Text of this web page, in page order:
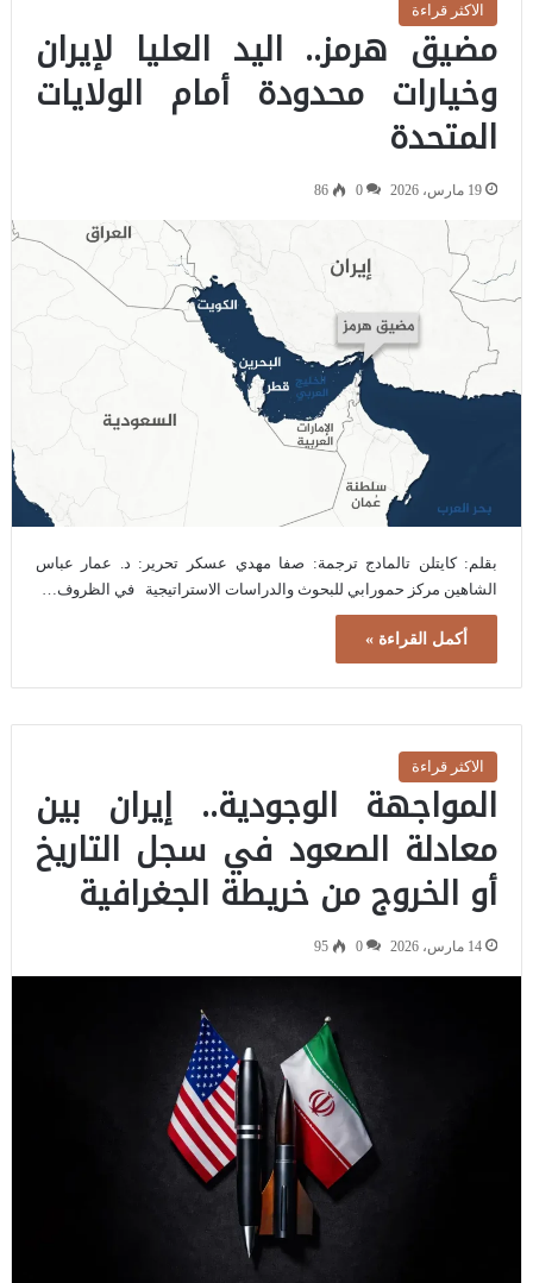
الاكثر قراءة
مضيق هرمز.. اليد العليا لإيران
وخيارات محدودة أمام الولايات
المتحدة
19 مارس، 2026 0
86
بقلم: كايتلن تالمادج ترجمة: صفا مهدي عسكر تحرير: د. عمار عباس
الشاهين مركز حمورابي للبحوث والدراسات الاستراتيجية في الظروف…
أكمل القراءة »
الاكثر قراءة
المواجهة الوجودية.. إيران بين
معادلة الصعود في سجل التاريخ
أو الخروج من خريطة الجغرافية
14 مارس، 2026 0
95